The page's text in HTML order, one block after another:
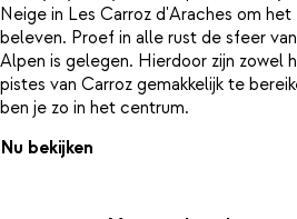
Neige in Les Carroz d'Araches om
beleven. Proef in alle rust de sfeer
Alpen is gelegen. Hierdoor zijn zowel
pistes van Carroz gemakkelijk te
ben je zo in het centrum.
Nu bekijken